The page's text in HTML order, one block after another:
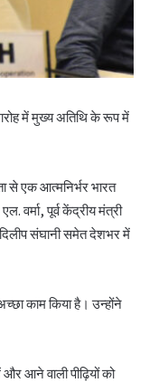
में मुख्य अतिथि के रूप में
से एक आत्मनिर्भर भारत
वर्मा, पूर्व केंद्रीय मंत्री
संघानी समेत देशभर में
काम किया है। उन्होंने
आने वाली पीढ़ियों को